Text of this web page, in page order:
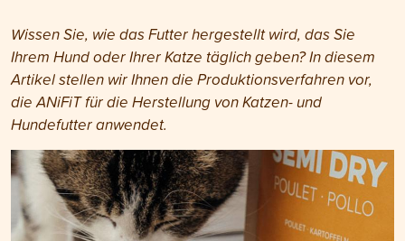
Wissen Sie, wie das Futter hergestellt wird, das Sie
Ihrem Hund oder Ihrer Katze täglich geben? In diesem
Artikel stellen wir Ihnen die Produktionsverfahren vor,
die ANiFiT für die Herstellung von Katzen- und
Hundefutter anwendet.